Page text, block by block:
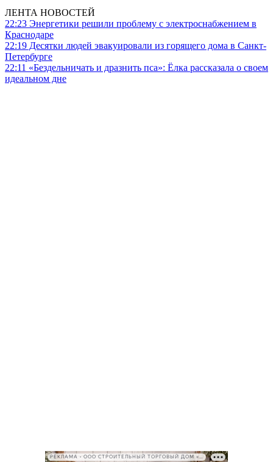
ЛЕНТА НОВОСТЕЙ
22:23 Энергетики решили проблему с электроснабжением в
Краснодаре
22:19 Десятки людей эвакуировали из горящего дома в Санкт-
Петербурге
22:11 «Бездельничать и дразнить пса»: Ё‌лка рассказала о своем
идеальном дне
РЕКЛАМА • ООО СТРОИТЕЛЬНЫЙ ТОРГОВЫЙ ДОМ «ПЕТРОВИЧ», ИНН 7802348846